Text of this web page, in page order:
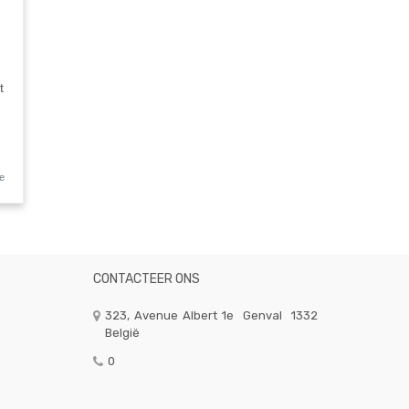
CONTACTEER ONS
323, Avenue Albert 1e Genval
1332
België
0